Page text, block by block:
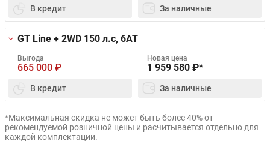
В кредит За наличные
GT Line + 2WD 150 л.с, 6AT
Выгода
665 000 ₽
Новая цена
1 959 580 ₽*
В кредит За наличные
*Максимальная скидка не может быть более 40% от
рекомендуемой розничной цены и расчитывается отдельно для
каждой комплектации.